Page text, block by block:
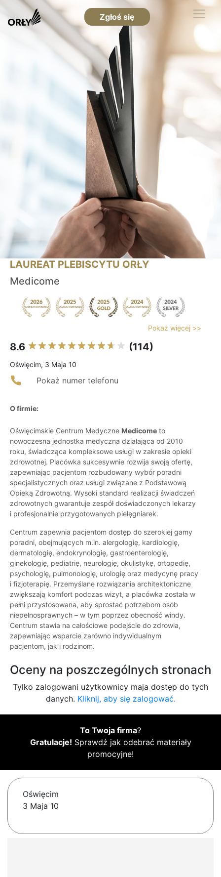
Zgłoś się
LAUREAT PLEBISCYTU ORŁY
Medicome
Pokaż więcej >>
8.6 (114)
Oświęcim, 3 Maja 10
Pokaż numer telefonu
O firmie:
Oświęcimskie Centrum Medyczne Medicome to
nowoczesna jednostka medyczna działająca od 2010
roku, świadcząca kompleksowe usługi w zakresie opieki
zdrowotnej. Placówka sukcesywnie rozwija swoją ofertę,
zapewniając pacjentom rozbudowany wybór poradni
specjalistycznych oraz usługi związane z Podstawową
Opieką Zdrowotną. Wysoki standard realizacji świadczeń
zdrowotnych gwarantuje zespół doświadczonych lekarzy
i profesjonalnie przygotowanych pielęgniarek.
Centrum zapewnia pacjentom dostęp do szerokiej gamy
poradni, obejmujących m.in. alergologię, kardiologię,
dermatologię, endokrynologię, gastroenterologię,
ginekologię, pediatrię, neurologię, okulistykę, ortopedię,
psychologię, pulmonologię, urologię oraz medycynę pracy
i fizjoterapię. Przemyślane rozwiązania architektoniczne
zwiększają komfort podczas wizyt, a placówka została w
pełni przystosowana, aby sprostać potrzebom osób
niepełnosprawnych – w tym poprzez obecność windy.
Centrum stawia na całościowe podejście do zdrowia,
zapewniając wsparcie zarówno indywidualnym
pacjentom, jak i rodzinom.
Oceny na poszczególnych stronach
Tylko zalogowani użytkownicy maja dostęp do tych
danych. Kliknij, aby się zalogować.
To Twoja firma?
Gratulacje! Sprawdź jak odebrać materiały
promocyjne!
Oświęcim
3 Maja 10